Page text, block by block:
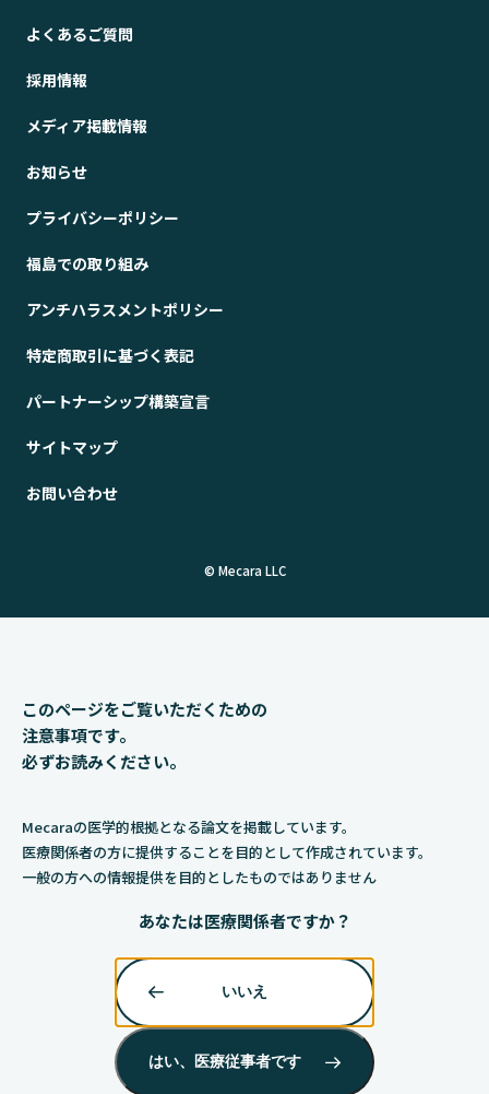
よくあるご質問
採用情報
メディア掲載情報
お知らせ
プライバシーポリシー
福島での取り組み
アンチハラスメントポリシー
特定商取引に基づく表記
パートナーシップ構築宣言
サイトマップ
お問い合わせ
© Mecara LLC
このページをご覧いただくための
注意事項です。
必ずお読みください。
Mecaraの医学的根拠となる論文を掲載しています。​
医療関係者の方に提供することを目的として作成されています。
一般の方への情報提供を目的としたものではありません​
あなたは医療関係者ですか？
いいえ
はい、医療従事者です